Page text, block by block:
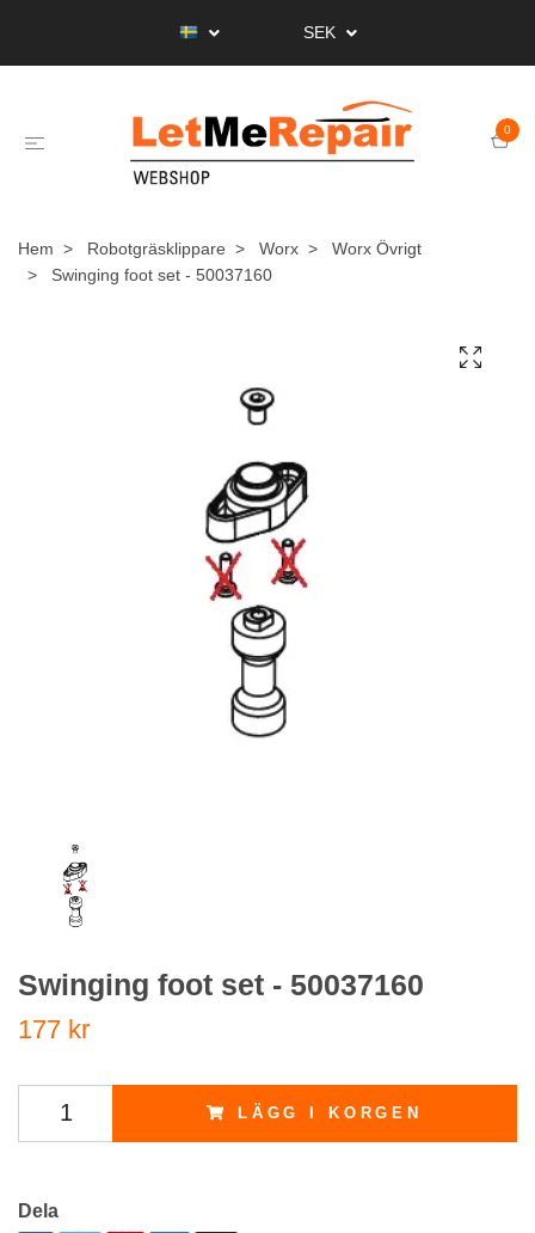
SEK
0
Hem Robotgräsklippare Worx
Worx Övrigt
Swinging foot set - 50037160
Swinging foot set - 50037160
177 kr
LÄGG I KORGEN
Dela